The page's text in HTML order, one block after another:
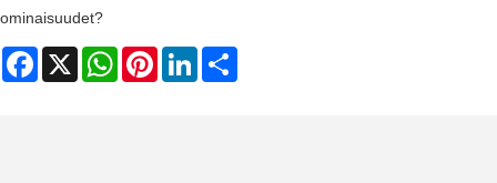
ominaisuudet?
Facebook
X WhatsAppPinterestLinkedIn